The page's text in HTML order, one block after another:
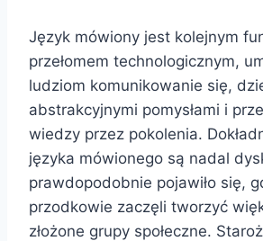
Język mówiony jest kolejnym
przełomem technologicznym,
ludziom komunikowanie się,
abstrakcyjnymi pomysłami i
wiedzy przez pokolenia.
języka mówionego są nadal
prawdopodobnie pojawiło się,
przodkowie zaczęli tworzyć
złożone grupy społeczne.